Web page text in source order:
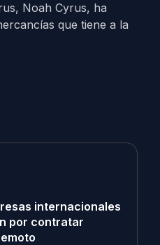
Noah Cyrus, ha
que tiene a la
internacionales
por contratar